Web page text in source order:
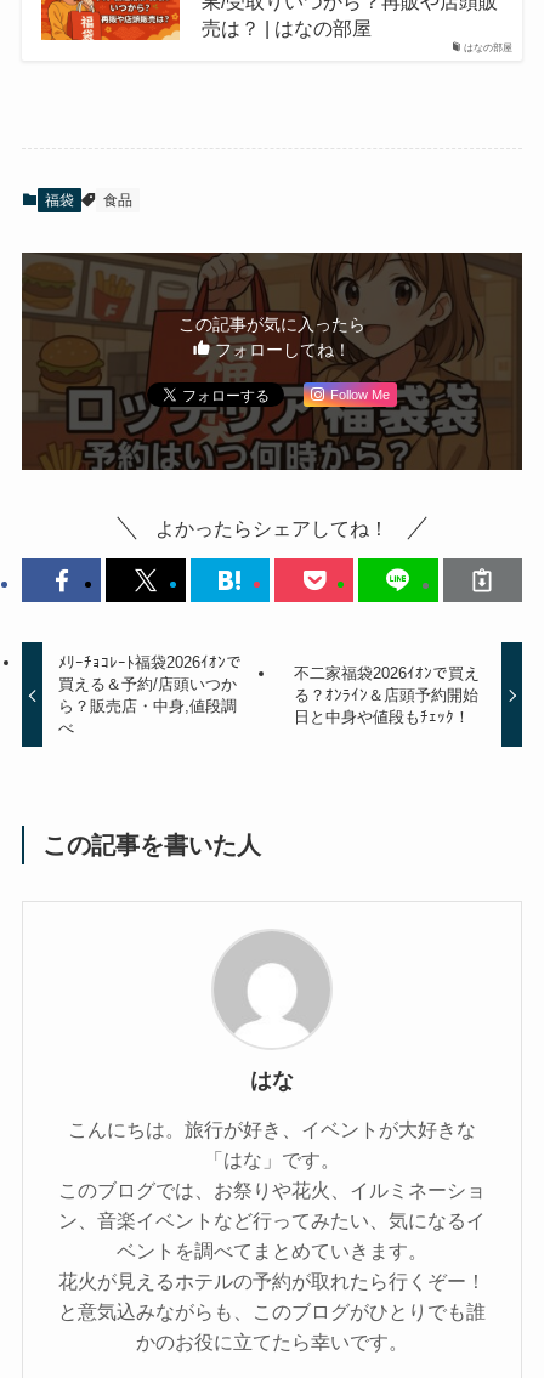
はなの部屋
売は？ | はなの部屋
福袋 食品
この記事が気に入ったら
フォローしてね！
Follow Me
よかったらシェアしてね！
ﾒﾘｰﾁｮｺﾚｰﾄ福袋2026ｲｵﾝで
買える＆予約/店頭いつか
ら？販売店・中身,値段調
べ
不二家福袋2026ｲｵﾝで買え
る？ｵﾝﾗｲﾝ＆店頭予約開始
日と中身や値段もﾁｪｯｸ！
この記事を書いた人
はな
こんにちは。旅行が好き、イベントが大好きな
「はな」です。
このブログでは、お祭りや花火、イルミネーショ
ン、音楽イベントなど行ってみたい、気になるイ
ベントを調べてまとめていきます。
花火が見えるホテルの予約が取れたら行くぞー！
と意気込みながらも、このブログがひとりでも誰
かのお役に立てたら幸いです。